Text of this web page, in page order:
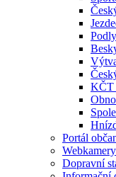
KČT
Portál
Webkamery
Dopravní